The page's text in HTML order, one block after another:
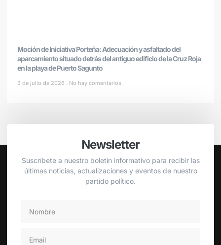
Moción de Iniciativa Porteña: Adecuación y asfaltado del
aparcamiento situado detrás del antiguo edificio de la Cruz Roja
en la playa de Puerto Sagunto
3 de julio de 2026 No hay comentarios
Newsletter
Suscríbete a nuestro boletín informativo para recibir las
últimas noticias, actualizaciones y eventos de nuestro
partido político.